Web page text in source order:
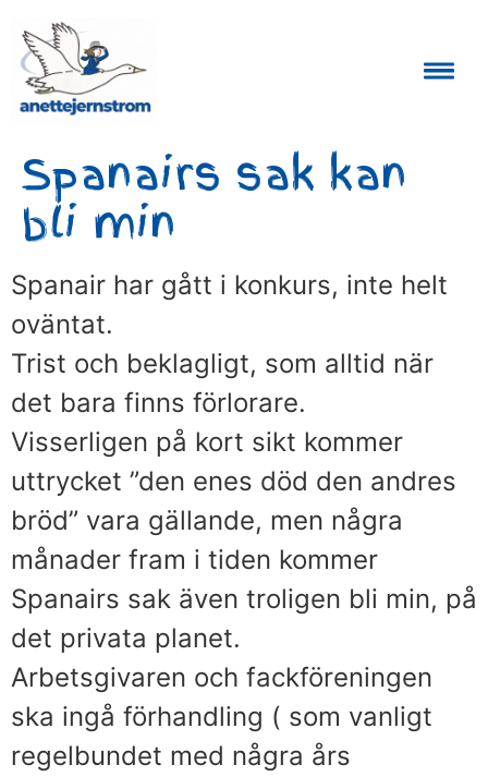
Spanairs sak kan
bli min
Spanair har gått i konkurs, inte helt
oväntat.
Trist och beklagligt, som alltid när
det bara finns förlorare.
Visserligen på kort sikt kommer
uttrycket ”den enes död den andres
bröd” vara gällande, men några
månader fram i tiden kommer
Spanairs sak även troligen bli min, på
det privata planet.
Arbetsgivaren och fackföreningen
ska ingå förhandling ( som vanligt
regelbundet med några års